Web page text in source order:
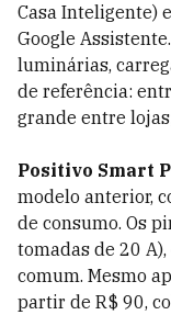
Casa Inteligente)
Google
luminárias,
de referência:
grande entre
Positivo Smart
modelo anterior,
de consumo. Os
tomadas de 20
comum. Mesmo
partir de R$ 90,